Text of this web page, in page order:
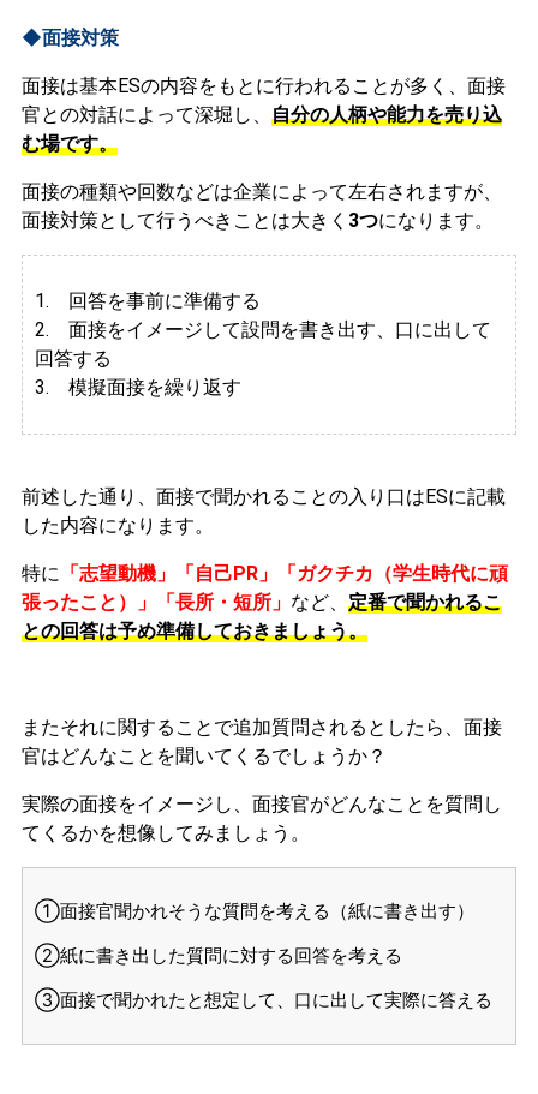
◆面接対策
面接は基本ESの内容をもとに行われることが多く、面接
官との対話によって深堀し、 自分の人柄や能力を売り込
む場です。
面接の種類や回数などは企業によって左右されますが、
面接対策として行うべきことは大きく 3つになります。
1. 回答を事前に準備する
2. 面接をイメージして設問を書き出す、口に出して
回答する
3. 模擬面接を繰り返す
前述した通り、面接で聞かれることの入り口はESに記載
した内容になります。
特に 「志望動機」「自己PR」「ガクチカ（学生時代に頑
張ったこと）」「長所・短所」 など、 定番で聞かれるこ
との回答は予め準備しておきましょう。
またそれに関することで追加質問されるとしたら、面接
官はどんなことを聞いてくるでしょうか？
実際の面接をイメージし、面接官がどんなことを質問し
てくるかを想像してみましょう。
①面接官聞かれそうな質問を考える（紙に書き出す）
②紙に書き出した質問に対する回答を考える
③面接で聞かれたと想定して、口に出して実際に答える